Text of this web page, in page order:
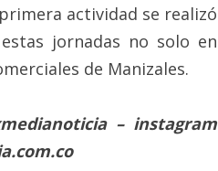
actividad se realizó
jornadas no solo en
de Manizales.
– instagram